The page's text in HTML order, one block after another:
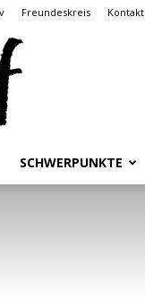
Freundeskreis Kontakt
SCHWERPUNKTE